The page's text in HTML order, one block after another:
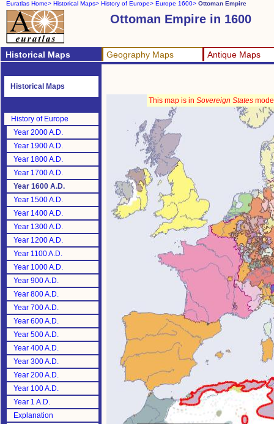
Euratlas Home> Historical Maps> History of Europe> Europe 1600> Ottoman Empire
Ottoman Empire in 1600
Historical Maps Geography Maps Antique Maps
Historical Maps
History of Europe
Year 2000 A.D.
Year 1900 A.D.
Year 1800 A.D.
Year 1700 A.D.
Year 1600 A.D.
Year 1500 A.D.
Year 1400 A.D.
Year 1300 A.D.
Year 1200 A.D.
Year 1100 A.D.
Year 1000 A.D.
Year 900 A.D.
Year 800 A.D.
Year 700 A.D.
Year 600 A.D.
Year 500 A.D.
Year 400 A.D.
Year 300 A.D.
Year 200 A.D.
Year 100 A.D.
Year 1 A.D.
Explanation
This map is in Sovereign States